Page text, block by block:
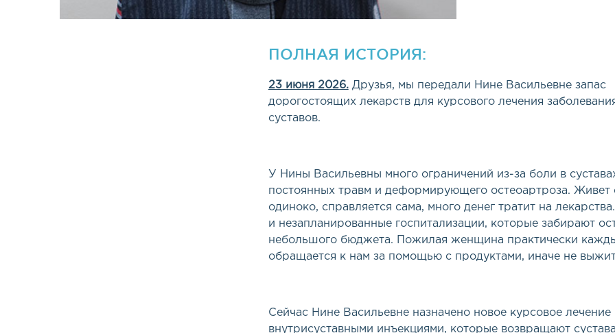
ПОЛНАЯ ИСТОРИЯ:
23 июня 2026.Друзья, мы передали Нине Васильевне запас
дорогостоящих лекарств для курсового лечения
суставов.
У Нины Васильевны много ограничений из-за боли в
постоянных травм и деформирующего остеоартроза. Живет
одиноко, справляется сама, много денег тратит на
и незапланированные госпитализации, которые забирают
небольшого бюджета. Пожилая женщина практически
обращается к нам за помощью с продуктами, иначе не
Сейчас Нине Васильевне назначено новое курсовое лечение
внутрисуставными инъекциями, которые возвращают